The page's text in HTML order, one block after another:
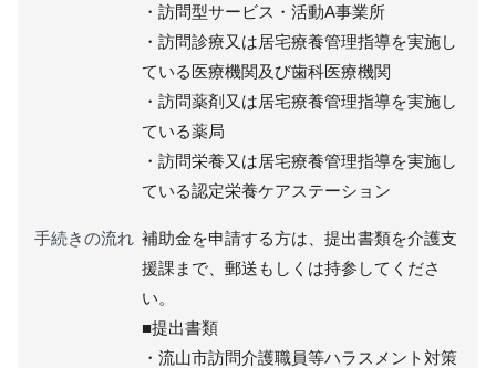
・訪問型サービス・活動A事業所
・訪問診療又は居宅療養管理指導を実施し
ている医療機関及び歯科医療機関
・訪問薬剤又は居宅療養管理指導を実施し
ている薬局
・訪問栄養又は居宅療養管理指導を実施し
ている認定栄養ケアステーション
手続きの流れ 補助金を申請する方は、提出書類を介護支
援課まで、郵送もしくは持参してくださ
い。
■提出書類
・流山市訪問介護職員等ハラスメント対策